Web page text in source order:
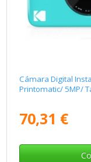
Cámara Digital
Printomatic/ 5MP/
70,31 €